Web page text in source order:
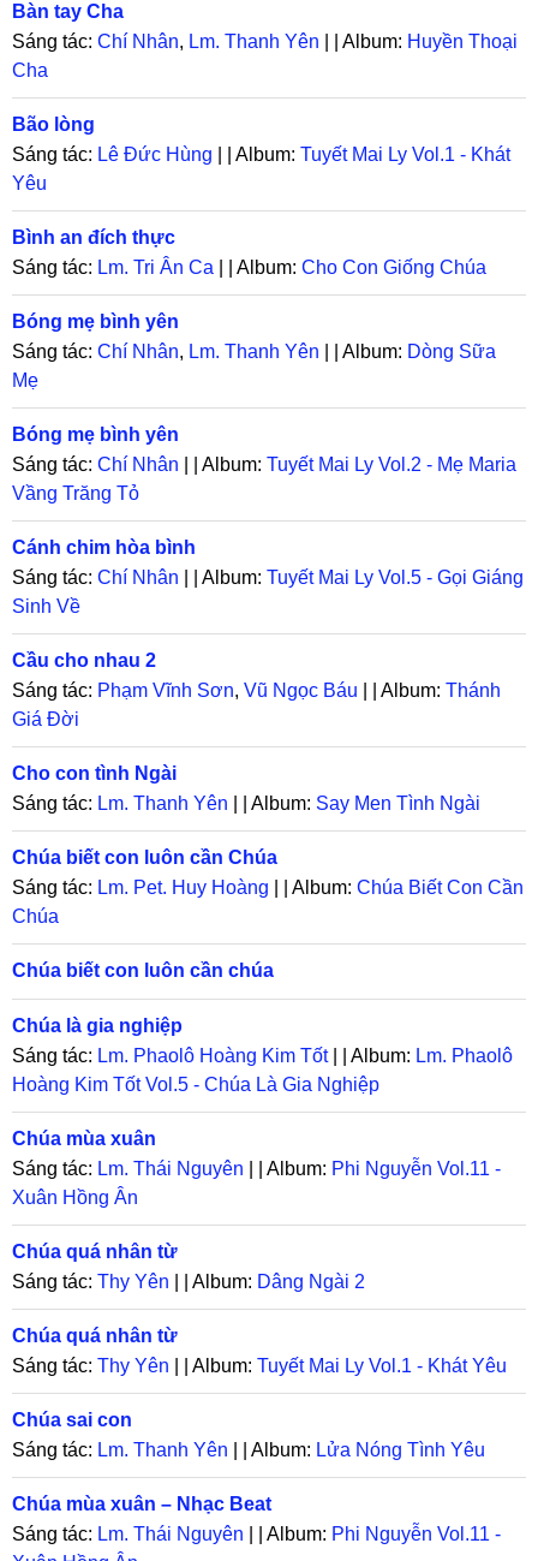
Bàn tay Cha
Sáng tác: Chí Nhân, Lm. Thanh Yên | | Album: Huyền Thoại
Cha
Bão lòng
Sáng tác: Lê Đức Hùng | | Album: Tuyết Mai Ly Vol.1 - Khát
Yêu
Bình an đích thực
Sáng tác: Lm. Tri Ân Ca | | Album: Cho Con Giống Chúa
Bóng mẹ bình yên
Sáng tác: Chí Nhân, Lm. Thanh Yên | | Album: Dòng Sữa
Mẹ
Bóng mẹ bình yên
Sáng tác: Chí Nhân | | Album: Tuyết Mai Ly Vol.2 - Mẹ Maria
Vầng Trăng Tỏ
Cánh chim hòa bình
Sáng tác: Chí Nhân | | Album: Tuyết Mai Ly Vol.5 - Gọi Giáng
Sinh Về
Cầu cho nhau 2
Sáng tác: Phạm Vĩnh Sơn, Vũ Ngọc Báu | | Album: Thánh
Giá Đời
Cho con tình Ngài
Sáng tác: Lm. Thanh Yên | | Album: Say Men Tình Ngài
Chúa biết con luôn cần Chúa
Sáng tác: Lm. Pet. Huy Hoàng | | Album: Chúa Biết Con Cần
Chúa
Chúa biết con luôn cần chúa
Chúa là gia nghiệp
Sáng tác: Lm. Phaolô Hoàng Kim Tốt| | Album: Lm. Phaolô
Hoàng Kim Tốt Vol.5 - Chúa Là Gia Nghiệp
Chúa mùa xuân
Sáng tác: Lm. Thái Nguyên | | Album: Phi Nguyễn Vol.11 -
Xuân Hồng Ân
Chúa quá nhân từ
Sáng tác: Thy Yên | | Album: Dâng Ngài 2
Chúa quá nhân từ
Sáng tác: Thy Yên | | Album: Tuyết Mai Ly Vol.1 - Khát Yêu
Chúa sai con
Sáng tác: Lm. Thanh Yên | | Album: Lửa Nóng Tình Yêu
Chúa mùa xuân – Nhạc Beat
Sáng tác: Lm. Thái Nguyên | | Album: Phi Nguyễn Vol.11 -